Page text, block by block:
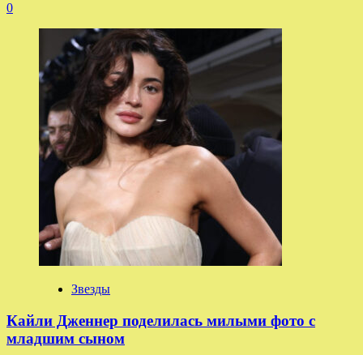
0
Звезды
Кайли Дженнер поделилась милыми фото с
младшим сыном